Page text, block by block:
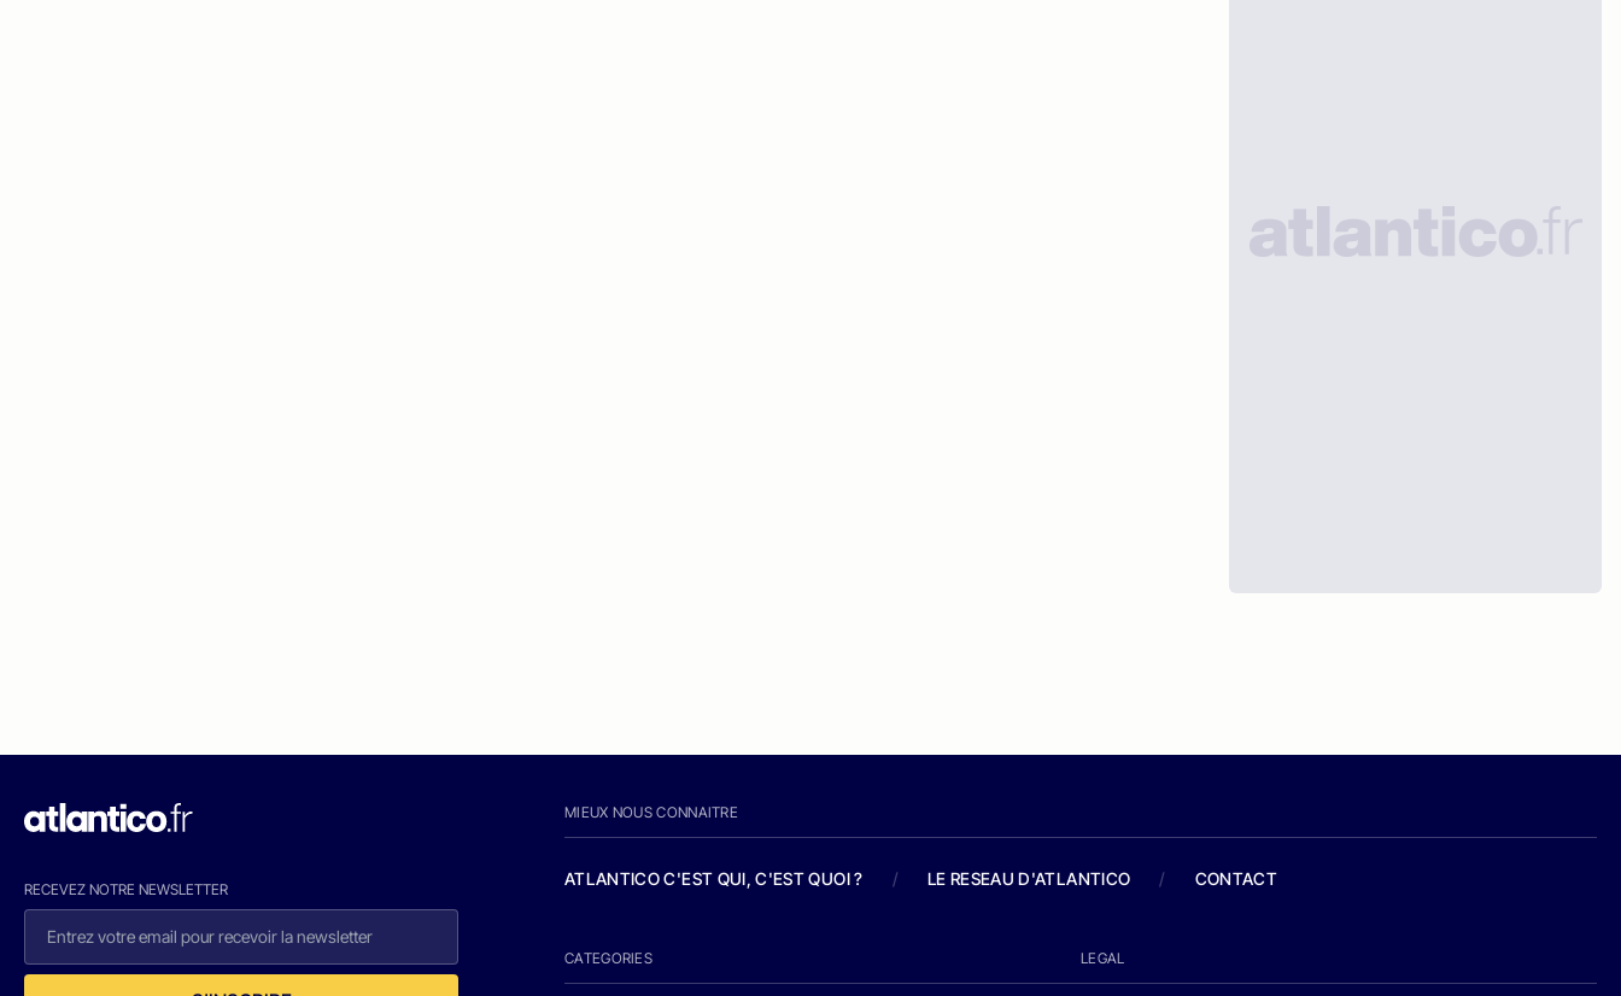
RECEVEZ NOTRE NEWSLETTER
MIEUX NOUS CONNAITRE
ATLANTICO C'EST QUI, C'EST QUOI ? / LE RESEAU D'ATLANTICO / CONTACT
CATEGORIES LEGAL